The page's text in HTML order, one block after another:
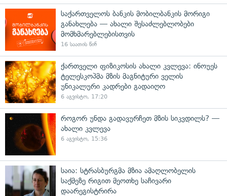
საქართველოს ბანკის მობილბანკის მორიგი
განახლება — ახალი შესაძლებლობები
მომხმარებლებისთვის
16 საათის წინ
ქართველი ფიზიკოსის ახალი კვლევა: ინოუეს
ტელესკოპმა მზის მაგნიტური ველის
უნიკალური კადრები გადაიღო
6 აგვისტო, 17:20
როგორ უნდა გადავურჩეთ მზის სიკვდილს? —
ახალი კვლევა
6 აგვისტო, 15:36
საია: სტრასბურგმა მზია ამაღლობელის
საქმეზე რიგით მეოთხე საჩივარი
დაარეგისტრირა